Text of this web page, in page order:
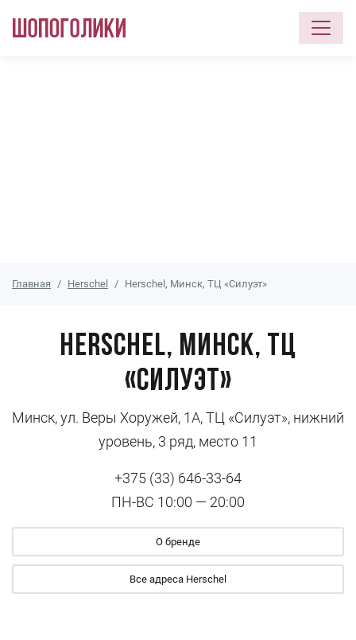
Главная Herschel Herschel, Минск, ТЦ «Силуэт»
Herschel, Минск, ТЦ
«Силуэт»
Минск, ул. Веры Хоружей, 1А, ТЦ «Силуэт», нижний
уровень, 3 ряд, место 11
+375 (33) 646-33-64
ПН-ВС 10:00 — 20:00
О бренде
Все адреса Herschel